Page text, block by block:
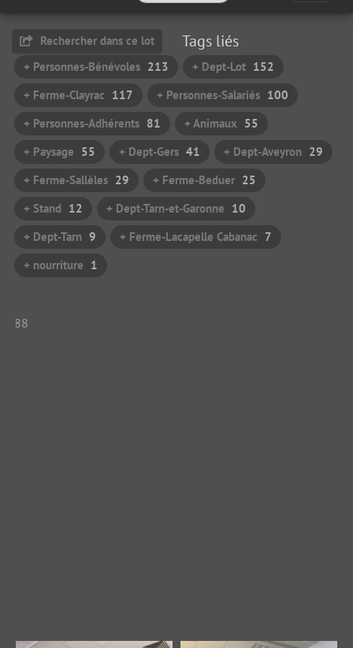
Rechercher dans ce lot Tags liés
+ Personnes-Bénévoles 213 + Dept-Lot 152
+ Ferme-Clayrac 117 + Personnes-Salariés 100
+ Personnes-Adhérents 81 + Animaux 55
+ Paysage 55 + Dept-Gers 41 + Dept-Aveyron 29
+ Ferme-Sallèles 29 + Ferme-Beduer 25
+ Stand 12 + Dept-Tarn-et-Garonne 10
+ Dept-Tarn 9 + Ferme-Lacapelle Cabanac 7
+ nourriture 1